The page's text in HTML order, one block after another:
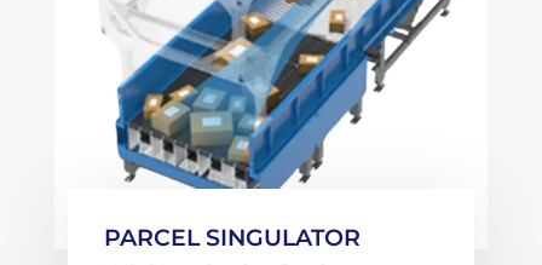
PARCEL SINGULATOR